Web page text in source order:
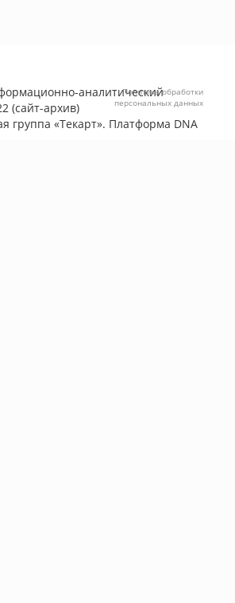
аналитический
(сайт-архив)
группа «Текарт». Платформа DNA
Политика обработки
персональных данных